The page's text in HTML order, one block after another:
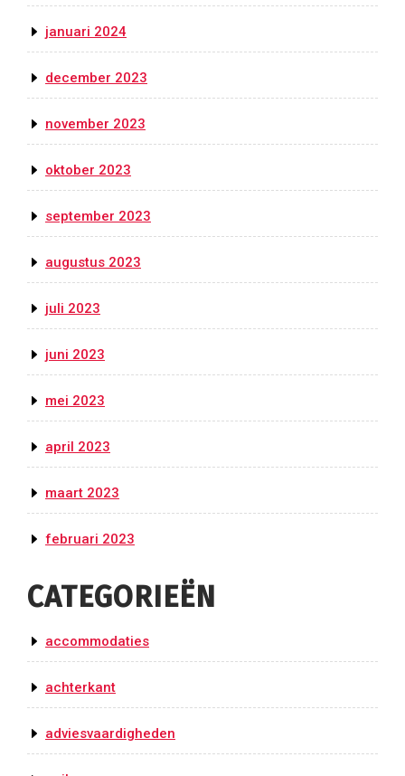
januari 2024
december 2023
november 2023
oktober 2023
september 2023
augustus 2023
juli 2023
juni 2023
mei 2023
april 2023
maart 2023
februari 2023
CATEGORIEËN
accommodaties
achterkant
adviesvaardigheden